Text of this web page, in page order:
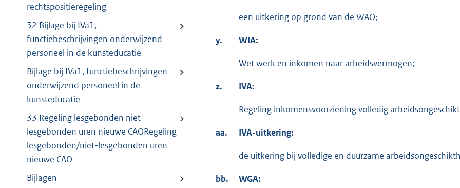
rechtspositieregeling
32 Bijlage bij IVa1,
functiebeschrijvingen onderwijzend
personeel in de kunsteducatie
Bijlage bij IVa1, functiebeschrijvingen
onderwijzend personeel in de
kunsteducatie
33 Regeling lesgebonden niet-
lesgebonden uren nieuwe CAORegeling
lesgebonden/niet-lesgebonden uren
nieuwe CAO
Bijlagen
een uitkering op grond van de WAO;
y. WIA:
Wet werk en inkomen naar arbeidsvermogen;
z. IVA:
Regeling inkomensvoorziening volledig
aa. IVA-uitkering:
de uitkering bij volledige en duurzame
bb. WGA: